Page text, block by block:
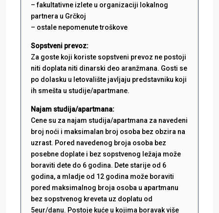
– fakultativne izlete u organizaciji lokalnog
partnera u Grčkoj
– ostale nepomenute troškove
Sopstveni prevoz:
Za goste koji koriste sopstveni prevoz ne postoji
niti doplata niti dinarski deo aranžmana. Gosti se
po dolasku u letovalište javljaju predstavniku koji
ih smešta u studije/apartmane.
Najam studija/apartmana:
Cene su za najam studija/apartmana za navedeni
broj noći i maksimalan broj osoba bez obzira na
uzrast. Pored navedenog broja osoba bez
posebne doplate i bez sopstvenog ležaja može
boraviti dete do 6 godina. Dete starije od 6
godina, a mladje od 12 godina može boraviti
pored maksimalnog broja osoba u apartmanu
bez sopstvenog kreveta uz doplatu od
5eur/danu. Postoje kuće u kojima boravak više